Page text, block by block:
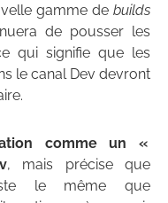
gamme de builds
de pousser les
qui signifie que les
le canal Dev devront
comme un «
, mais précise que
le même que